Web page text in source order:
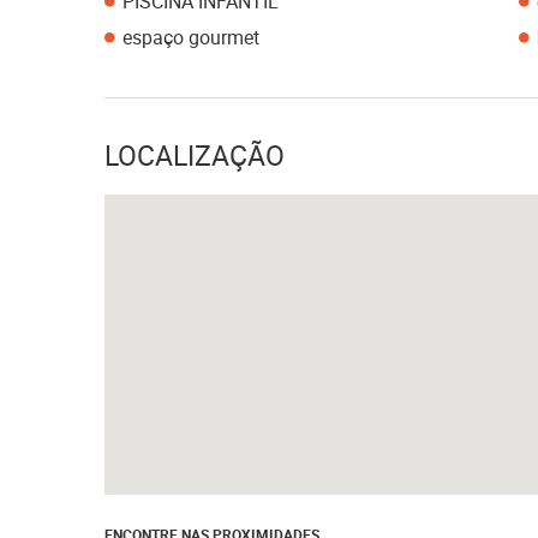
espaço gourmet
LOCALIZAÇÃO